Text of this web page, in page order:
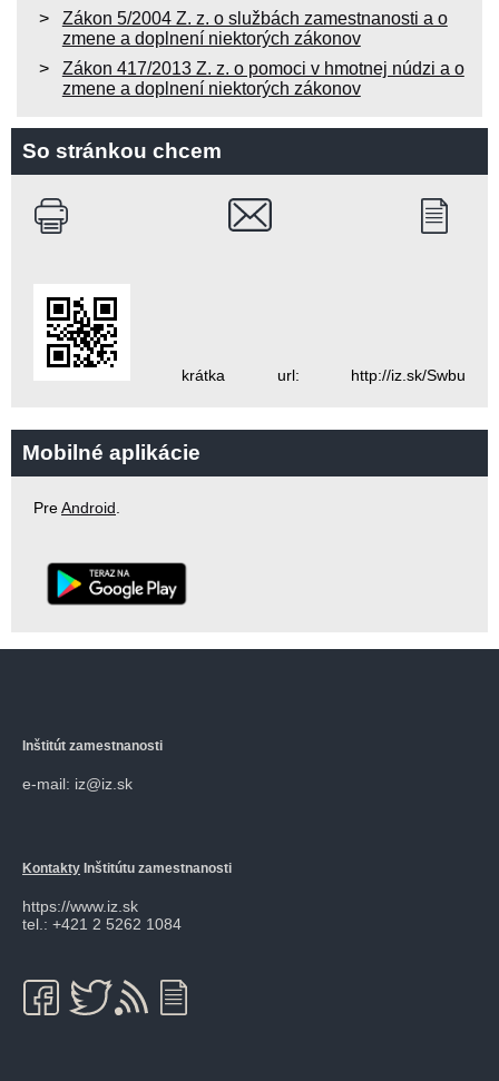
Zákon 5/2004 Z. z. o službách zamestnanosti a o
zmene a doplnení niektorých zákonov
Zákon 417/2013 Z. z. o pomoci v hmotnej núdzi a o
zmene a doplnení niektorých zákonov
So stránkou chcem
krátka url: http://iz.sk/Swbu
Mobilné aplikácie
PreAndroid.
Inštitút zamestnanosti
e-mail: iz@iz.sk
Kontakty Inštitútu zamestnanosti
https://www.iz.sk
tel.: +421 2 5262 1084